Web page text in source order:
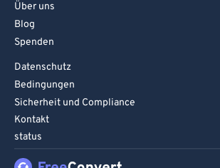
Über uns
Blog
Spenden
Datenschutz
Bedingungen
Sicherheit und Compliance
Kontakt
status